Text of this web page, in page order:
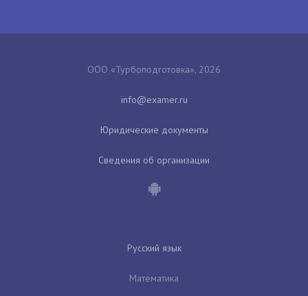
ООО «Турбоподготовка», 2026
Юридические документы
Сведения об организации
Русский язык
Математика